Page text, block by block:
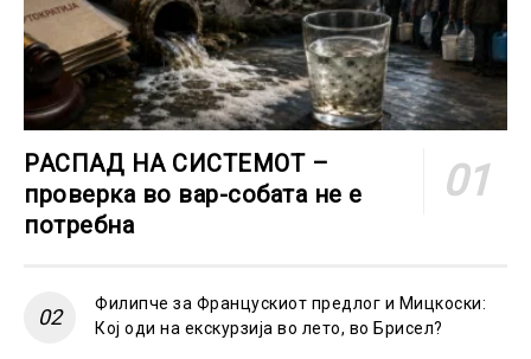
РАСПАД НА СИСТЕМОТ –
проверка во вар-собата не е
потребна
Филипче за Францускиот предлог и Мицкоски:
Кој оди на екскурзија во лето, во Брисел?